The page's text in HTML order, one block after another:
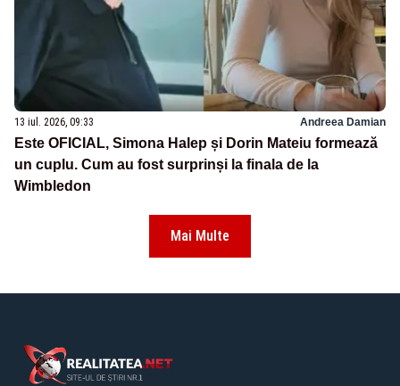
13 iul. 2026, 09:33 Andreea Damian
Este OFICIAL, Simona Halep și Dorin Mateiu formează
un cuplu. Cum au fost surprinși la finala de la
Wimbledon
Mai Multe